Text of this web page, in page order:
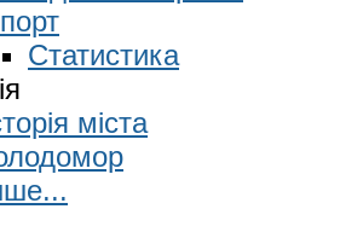
Статистика
міста